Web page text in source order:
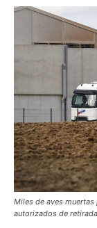
Miles de aves
autorizados de